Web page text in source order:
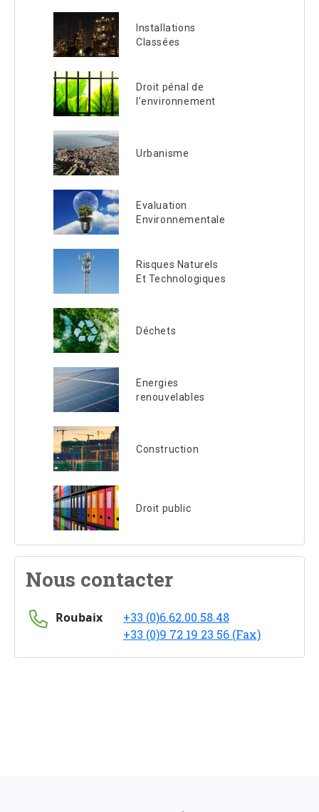
Installations
Classées
Droit pénal de
l’environnement
Urbanisme
Evaluation
Environnementale
Risques Naturels
Et Technologiques
Déchets
Energies
renouvelables
Construction
Droit public
Nous contacter
Roubaix
+33 (0)6.62.00.58.48
+33 (0)9 72 19 23 56 (Fax)